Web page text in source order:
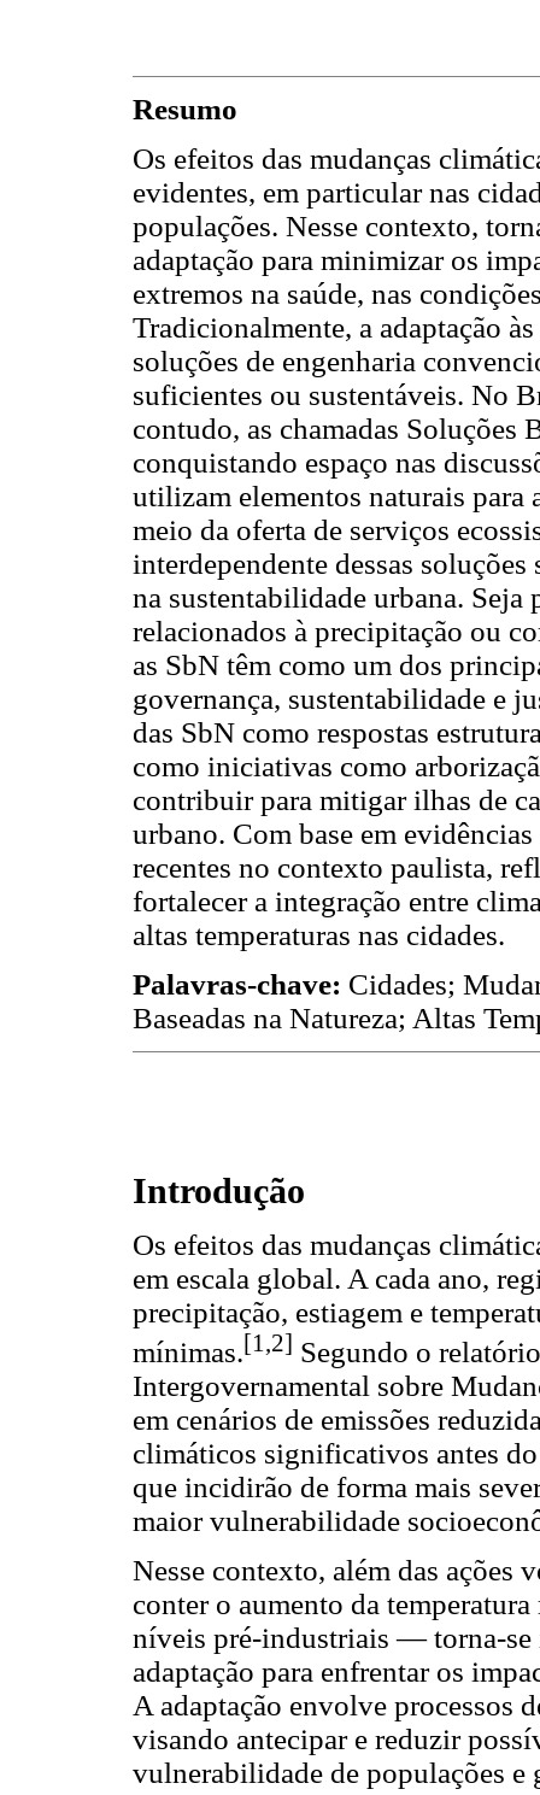
Resumo
Os efeitos das mudanças
evidentes, em particular nas
populações. Nesse contexto,
adaptação para minimizar os
extremos na saúde, nas
Tradicionalmente, a adaptação
soluções de engenharia
suficientes ou sustentáveis. No
contudo, as chamadas Soluções
conquistando espaço nas
utilizam elementos naturais para
meio da oferta de serviços
interdependente dessas
na sustentabilidade urbana. Seja
relacionados à precipitação ou
as SbN têm como um dos
governança, sustentabilidade e
das SbN como respostas
como iniciativas como
contribuir para mitigar ilhas de
urbano. Com base em
recentes no contexto paulista,
fortalecer a integração entre
altas temperaturas nas cidades.
Palavras-chave: Cidades;
Baseadas na Natureza; Altas
Introdução
Os efeitos das mudanças
em escala global. A cada ano,
precipitação, estiagem e
mínimas.[1,2] Segundo o
Intergovernamental sobre
em cenários de emissões
climáticos significativos antes
que incidirão de forma mais
maior vulnerabilidade
Nesse contexto, além das ações
conter o aumento da
níveis pré-industriais — torna-se
adaptação para enfrentar os
A adaptação envolve processos
visando antecipar e reduzir
vulnerabilidade de populações